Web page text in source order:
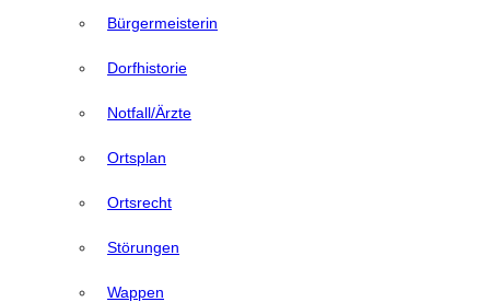
Bürgermeisterin
Dorfhistorie
Notfall/Ärzte
Ortsplan
Ortsrecht
Störungen
Wappen